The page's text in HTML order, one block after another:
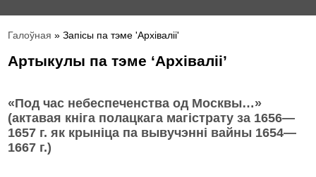
Галоўная » Запісы па тэме 'Архіваліі'
Артыкулы па тэме ‘Архіваліі’
«Под час небеспеченства од Москвы…»
(актавая кнiга полацкага магiстрату за 1656—
1657 г. як крынiца па вывучэнні вайны 1654—
1667 г.)